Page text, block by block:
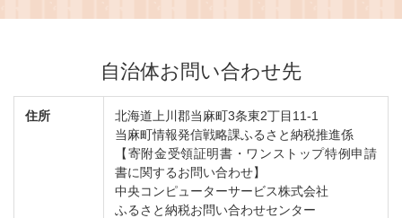
自治体お問い合わせ先
住所
北海道上川郡当麻町3条東2丁目11-1
当麻町情報発信戦略課ふるさと納税推進係
【寄附金受領証明書・ワンストップ特例申請
書に関するお問い合わせ】
中央コンピューターサービス株式会社
ふるさと納税お問い合わせセンター